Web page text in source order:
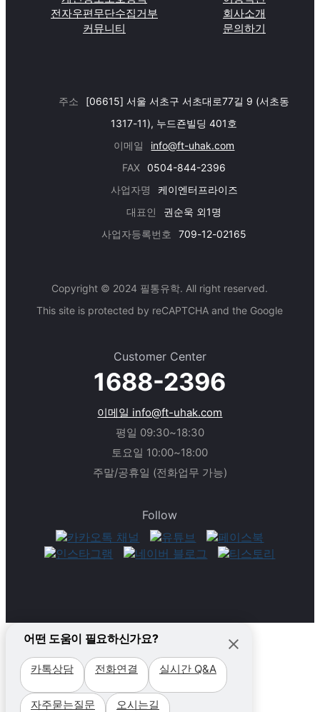
전자우편무단수집거부
회사소개
커뮤니티
문의하기
주소
[06615] 서울 서초구 서초대로77길 9 (서초동
1317-11), 누드죤빌딩 401호
이메일
info@ft-uhak.com
FAX
0504-844-2396
사업자명
케이엔터프라이즈
대표인
권순욱 외1명
사업자등록번호
709-12-02165
Copyright © 2024 필통유학. All right reserved.
This site is protected by reCAPTCHA and the Google
Customer Center
1688-2396
이메일 info@ft-uhak.com
평일 09:30~18:30
토요일 10:00~18:00
주말/공휴일 (전화업무 가능)
Follow
어떤 도움이 필요하신가요?
카톡상담 전화연결 실시간 Q&A
자주묻는질문 오시는길
필리핀